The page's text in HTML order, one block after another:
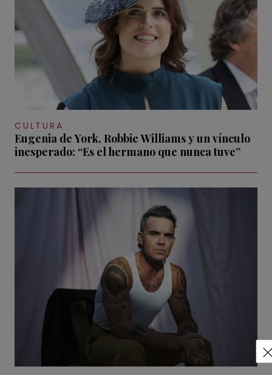
CULTURA
Eugenia de York, Robbie Williams y un vínculo
inesperado: “Es el hermano que nunca tuve”